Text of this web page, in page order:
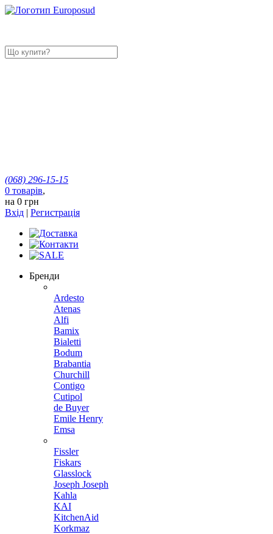
(068) 296-15-15
0 товарів,
на 0 грн
Вхід | Регистрація
Бренди
Ardesto
Atenas
Alfi
Bamix
Bialetti
Bodum
Brabantia
Churchill
Contigo
Cutipol
de Buyer
Emile Henry
Emsa
Fissler
Fiskars
Glasslock
Joseph Joseph
Kahla
KAI
KitchenAid
Korkmaz